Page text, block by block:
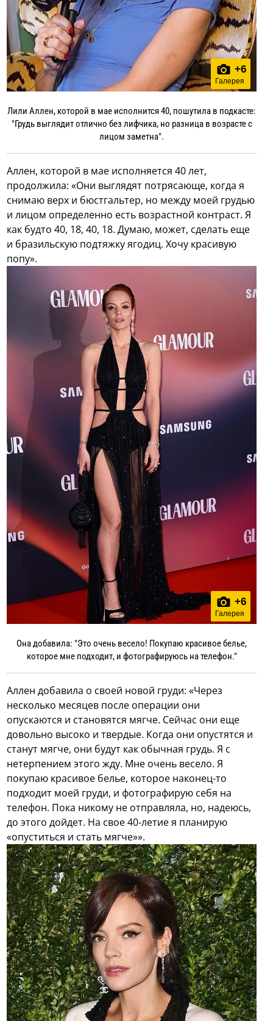
+6
Галерея
Лили Аллен, которой в мае исполнится 40, пошутила в подкасте:
"Грудь выглядит отлично без лифчика, но разница в возрасте с
лицом заметна".
Аллен, которой в мае исполняется 40 лет,
продолжила: «Они выглядят потрясающе, когда я
снимаю верх и бюстгальтер, но между моей грудью
и лицом определенно есть возрастной контраст. Я
как будто 40, 18, 40, 18. Думаю, может, сделать еще
и бразильскую подтяжку ягодиц. Хочу красивую
попу».
+6
Галерея
Она добавила: "Это очень весело! Покупаю красивое белье,
которое мне подходит, и фотографируюсь на телефон."
Аллен добавила о своей новой груди: «Через
несколько месяцев после операции они
опускаются и становятся мягче. Сейчас они еще
довольно высоко и твердые. Когда они опустятся и
станут мягче, они будут как обычная грудь. Я с
нетерпением этого жду. Мне очень весело. Я
покупаю красивое белье, которое наконец-то
подходит моей груди, и фотографирую себя на
телефон. Пока никому не отправляла, но, надеюсь,
до этого дойдет. На свое 40-летие я планирую
«опуститься и стать мягче»».